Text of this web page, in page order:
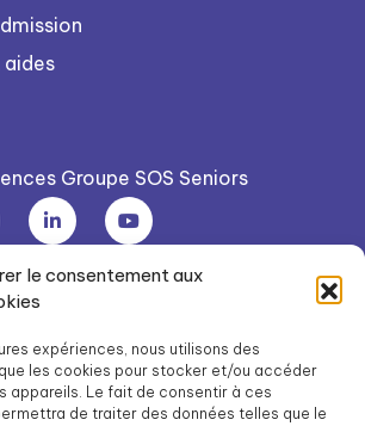
le consentement aux
expériences, nous utilisons des
les cookies pour stocker et/ou accéder
appareils. Le fait de consentir à ces
de traiter des données telles que le
Groupe SOS Seniors
est une association du Groupe SOS
sos.org